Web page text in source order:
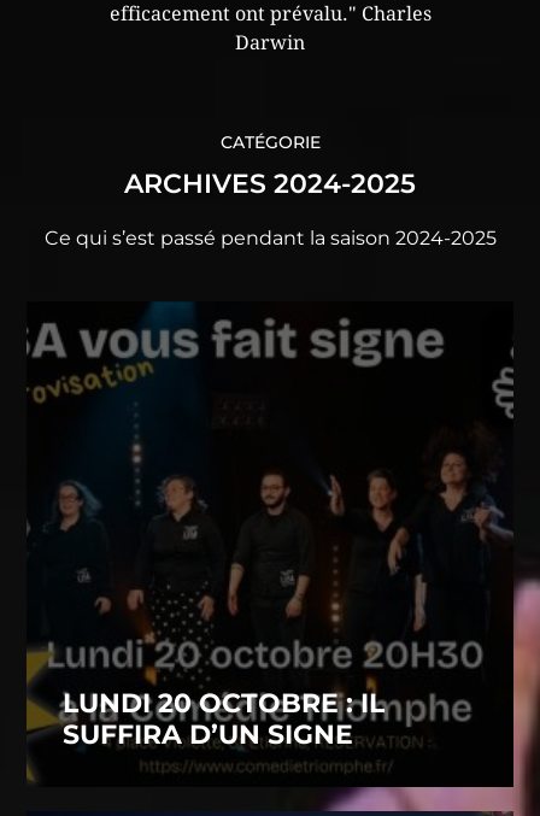
efficacement ont prévalu." Charles
Darwin
CATÉGORIE
ARCHIVES 2024-2025
Ce qui s’est passé pendant la saison 2024-2025
LUNDI 20 OCTOBRE : IL
SUFFIRA D’UN SIGNE